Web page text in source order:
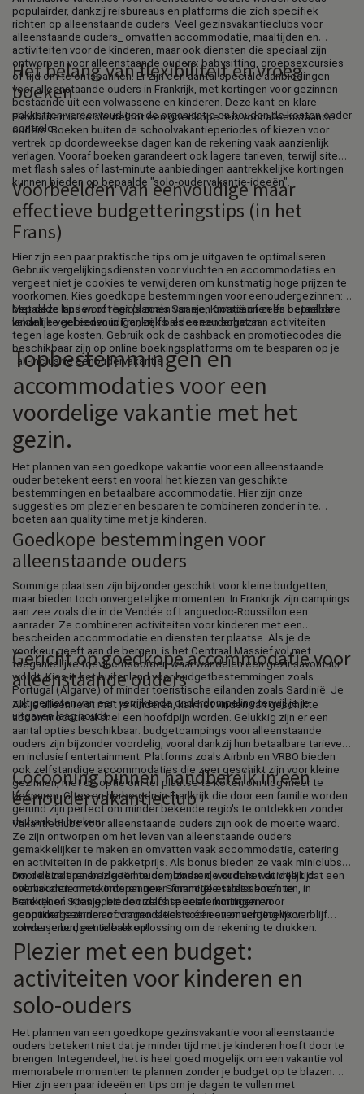
populairder, dankzij reisbureaus en platforms die zich specifiek
richten op alleenstaande ouders. Veel gezinsvakantieclubs voor
alleenstaande ouders_ omvatten accommodatie, maaltijden en
activiteiten voor de kinderen, maar ook diensten die speciaal zijn
ontworpen voor alleenstaande ouders: babysitting, groepsexcursies
of tijd om te ontspannen. Er zijn een aantal speciale aanbiedingen
voor alleenstaande ouders in Frankrijk, met kortingen voor gezinnen
bestaande uit een volwassene en kinderen. Deze kant-en-klare
pakketten vereenvoudigen de organisatie en houden de kosten onder
controle.
Het belang van flexibiliteit en vroeg
boeken
Flexibiliteit is de sleutel tot een goedkope reis voor alleenstaande
ouders. Boeken buiten de schoolvakantieperiodes of kiezen voor
vertrek op doordeweekse dagen kan de rekening vaak aanzienlijk
verlagen. Vooraf boeken garandeert ook lagere tarieven, terwijl sites
met flash sales of last-minute aanbiedingen aantrekkelijke kortingen
kunnen bieden op bepaalde "solo-oudervakantie-ideeën".
Voorbeelden van eenvoudige maar
effectieve budgetteringstips (in het
Frans)
Hier zijn een paar praktische tips om je uitgaven te optimaliseren.
Gebruik vergelijkingsdiensten voor vluchten en accommodaties en
vergeet niet je cookies te verwijderen om kunstmatig hoge prijzen te
voorkomen. Kies goedkope bestemmingen voor eenoudergezinnen:
bepaalde landen of regio's zoals Spanje, Kroatië of zelfs bepaalde
landelijke gebieden in Frankrijk bieden een schat aan activiteiten
tegen lage kosten. Gebruik ook de cashback en promotiecodes die
beschikbaar zijn op online boekingsplatforms om te besparen op je
_all-inclusive eenoudervakantie_.
Met deze tips wordt het plannen van een ontspannen en betaalbare
vakantie veel eenvoudiger, zelfs als eenoudergezin.
Topbestemmingen en
accommodaties voor een
voordelige vakantie met het
gezin.
Het plannen van een goedkope vakantie voor een alleenstaande
ouder betekent eerst en vooral het kiezen van geschikte
bestemmingen en betaalbare accommodatie. Hier zijn onze
suggesties om plezier en besparen te combineren zonder in te
boeten aan quality time met je kinderen.
Goedkope bestemmingen voor
alleenstaande ouders
Sommige plaatsen zijn bijzonder geschikt voor kleine budgetten,
maar bieden toch onvergetelijke momenten. In Frankrijk zijn campings
aan zee zoals die in de Vendée of Languedoc-Roussillon een
aanrader. Ze combineren activiteiten voor kinderen met een
bescheiden accommodatie en diensten ter plaatse. Als je de
voorkeur geeft aan de bergen, is het Centraal Massief vol met
toegankelijke toevluchtsoorden waar wandelen een gezinsavontuur
wordt. Kies in het buitenland voor budgetbestemmingen zoals
Portugal (Algarve) of minder toeristische eilanden zoals Sardinië. Je
zult genieten van een verrijkende onderdompeling terwijl je je
uitgaven laag houdt.
Gericht op goedkope accommodatie voor
alleenstaande ouders
Als je alleen reist met je kinderen, kan het vinden van geschikte
accommodatie al snel een hoofdpijn worden. Gelukkig zijn er een
aantal opties beschikbaar: budgetcampings voor alleenstaande
ouders zijn bijzonder voordelig, vooral dankzij hun betaalbare tarieven
en inclusief entertainment. Platforms zoals Airbnb en VRBO bieden
ook zelfstandige accommodaties die zeer geschikt zijn voor kleine
gezinnen, met de optie om ter plaatse te koken om nog meer te
besparen. Gites en herbergen in Frankrijk die door een familie worden
gerund zijn perfect om minder bekende regio's te ontdekken zonder
de bank te breken.
Cocooning binnen handbereik in een
éénoudervakantieclub
Vakantieclubs voor alleenstaande ouders zijn ook de moeite waard.
Ze zijn ontworpen om het leven van alleenstaande ouders
gemakkelijker te maken en omvatten vaak accommodatie, catering
en activiteiten in de pakketprijs. Als bonus bieden ze vaak miniclubs
om de kinderen bezig te houden, zodat de ouders wat vrije tijd
overhouden om te ontspannen. Sommige etablissementen, in
Frankrijk of Spanje, bieden zelfs speciale kortingen voor
eenoudergezinnen of vragen slechts één overnachting voor
volwassenen, een ideale oplossing om de rekening te drukken.
Door deze tips en ideeën te combineren, wordt het duidelijk dat een
solovakantie met kinderen geen financiële stress hoeft te
betekenen. Kies goed doordachte bestemmingen en
geoptimaliseerde accommodaties voor een onvergetelijk verblijf
zonder je budget te breken!
Plezier met een budget:
activiteiten voor kinderen en
solo-ouders
Het plannen van een goedkope gezinsvakantie voor alleenstaande
ouders betekent niet dat je minder tijd met je kinderen hoeft door te
brengen. Integendeel, het is heel goed mogelijk om een vakantie vol
memorabele momenten te plannen zonder je budget op te blazen.
Hier zijn een paar ideeën en tips om je dagen te vullen met